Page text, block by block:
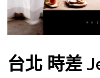
台北 時差